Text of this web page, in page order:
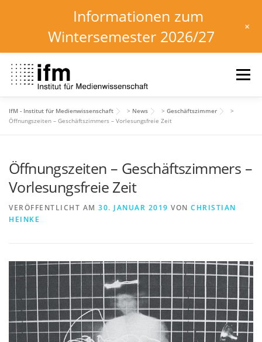
Inhalt
springen
Menü
HOME NEWS KALENDER
INSTITUT FORSCHUNG DOWNLOADS
IfM - Institut für Medienwissenschaft > News > Geschäftszimmer
>
Öffnungszeiten – Geschäftszimmers – Vorlesungsfreie Zeit
Öffnungszeiten – Geschäftszimmers –
Vorlesungsfreie Zeit
VERÖFFENTLICHT AM 30. JANUAR 2019 VON CHRISTIAN
HEINKE
Informationen zum
Wintersemester 2026/27
+